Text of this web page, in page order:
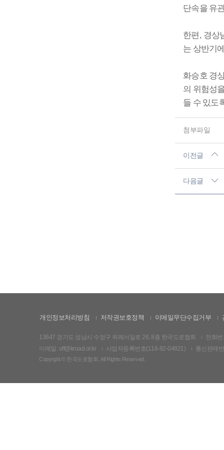
단속을 유
한편, 경상
는 상반기
화승호 경
의 위험성
들 수 있도
첨부파일
이전글
다음글
개인정보처리방침 저작권보호정책 이메일무단수집거부
13647 경기도 성남시 수정구 위례서일로 26, 8층 한국도로협회
전화
이메일: off@kroad.or.kr
사업자등록번호(116-82-04821) 통신판매
Copyright © 한국도로협회. All Rights Reserved.